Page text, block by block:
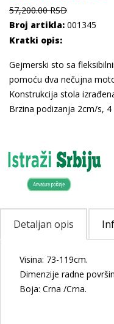
57,200.00 RSD
Broj artikla: 001345
Kratki opis:
Gejmerski sto sa
pomoću dva nečujna
Konstrukcija stola
Brzina podizanja 2cm/s,
Detaljan opis
Visina: 73-119cm.
Dimenzije radne
Boja: Crna /Crna.